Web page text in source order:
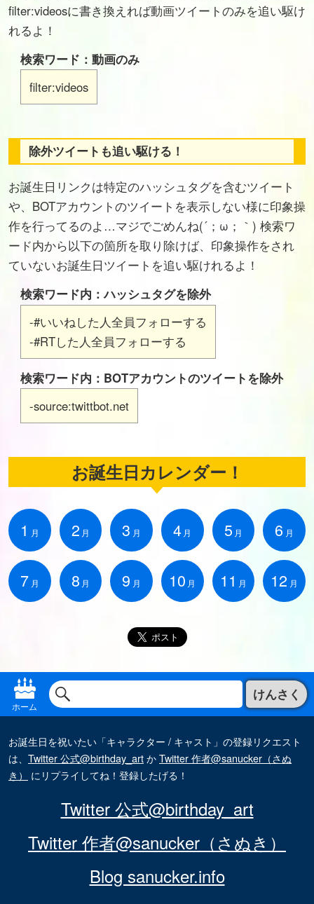
filter:videosに書き換えれば動画ツイートのみを追い駆け
れるよ！
検索ワード：動画のみ
filter:videos
除外ツイートも追い駆ける！
お誕生日リンクは特定のハッシュタグを含むツイート
や、BOTアカウントのツイートを表示しない様に印象操
作を行ってるのよ…マジでごめんね(´；ω；｀) 検索ワ
ード内から以下の箇所を取り除けば、印象操作をされ
ていないお誕生日ツイートを追い駆けれるよ！
検索ワード内：ハッシュタグを除外
-#いいねした人全員フォローする
-#RTした人全員フォローする
検索ワード内：BOTアカウントのツイートを除外
-source:twittbot.net
お誕生日カレンダー！
1 月 2 月 3 月 4 月 5 月 6 月
7 月 8 月 9 月 10 月 11 月 12 月
ホーム
けんさく
お誕生日を祝いたい「キャラクター / キャスト」の登録リクエスト
は、 Twitter 公式@birthday_artかTwitter 作者@sanucker（さぬ
き）
にリプライしてね！登録したげる！
Twitter 公式@birthday_art
Twitter 作者@sanucker（さぬき）
Blog sanucker.info